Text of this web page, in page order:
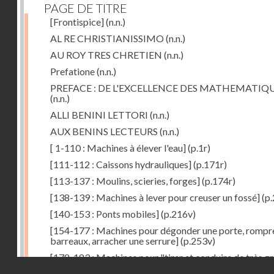
PAGE DE TITRE
[Frontispice](n.n.)
AL RE CHRISTIANISSIMO (n.n.)
AU ROY TRES CHRETIEN (n.n.)
Prefatione(n.n.)
PREFACE : DE L'EXCELLENCE DES
(n.n.)
ALLI BENINI LETTORI (n.n.)
AUX BENINS LECTEURS (n.n.)
[ 1-110 : Machines à élever l'eau](p.1r)
[111-112 : Caissons hydrauliques](p.171r)
[113-137 : Moulins, scieries, forges](p.174r)
[138-139 : Machines à lever pour creuser un fossé]
[140-153 : Ponts mobiles](p.216v)
[154-177 : Machines pour dégonder une porte,
barreaux, arracher une serrure](p.253v)
[178-183 : Machines pour "tirer et conduire de très